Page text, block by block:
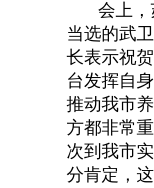
会上，
当选的武
长表示祝
台发挥自
推动我市
方都非常
次到我市
分肯定，